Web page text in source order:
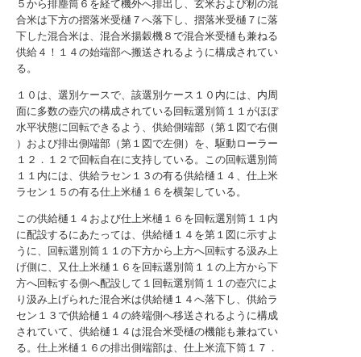
５から排塵筒６を経て機外へ排出し、玄米および籾の混
合米は下方の摺落米受樋７へ落下し、摺落米受樋７に落
下した混合米は、混合米揚穀機８で混合米受樋も兼ねる
供給４！１４の始端部へ搬送されるように構成されてい
る。
１０は、選別ケースで、該選別ケース１０内には、内周
面に多数の壺穴の構成されている回転選別筒１１がほぼ
水平状態に回転できるよう、供給側端部（第１図で右側
）および排出側端部（第１図で左側）を、駆動ローラー
１２．１２で回転自在に支持している。この回転選別筒
１１内には、供給ラセン１３の有る供給樋１４、仕上米
ラセン１５の有る仕上米樋１６を横架している。
この供給樋１４および仕上米樋１６を回転選別筒１１内
に配設するにあたっては、供給樋１４を第１図に示すよ
うに、回転選別筒１１の下方から上方へ回転する汲み上
げ側に、又仕上米樋１６を回転選別筒１１の上方から下
方へ回転する側へ配設して１回転選別筒１１の壺穴によ
り汲み上げられた混合米は供給樋１４へ落下し、供給ラ
セン１３で供給樋１４の終端側へ移送されるように構成
されていて、供給樋１４は混合米受樋の機能も兼ねてい
る。仕上米樋１６の排出側端部は、仕上米流下筒１７．